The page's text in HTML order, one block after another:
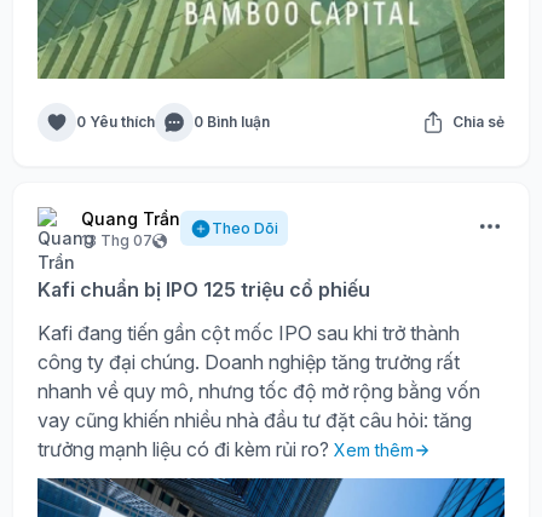
0 Yêu thích 0 Bình luận Chia sẻ
Quang Trần
13 Thg 07
Theo Dõi
Kafi chuẩn bị IPO 125 triệu cổ phiếu
Kafi đang tiến gần cột mốc IPO sau khi trở thành
công ty đại chúng. Doanh nghiệp tăng trưởng rất
nhanh về quy mô, nhưng tốc độ mở rộng bằng vốn
vay cũng khiến nhiều nhà đầu tư đặt câu hỏi: tăng
trưởng mạnh liệu có đi kèm rủi ro? Xem thêm